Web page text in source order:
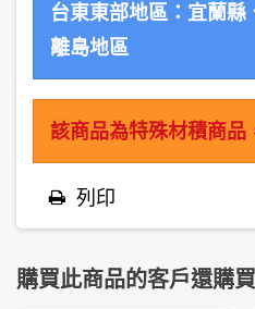
台東東部地區：宜蘭縣
離島地區
該商品為特殊材積商品
列印
購買此商品的客戶還購